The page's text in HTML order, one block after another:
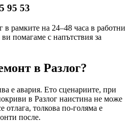
95 53
рамките на 24–48 часа в работни
помагаме с напътствия за
в Разлог?
е авария. Ето сценариите, при
в Разлог наистина не може
отлага, толкова по-голяма е
после.